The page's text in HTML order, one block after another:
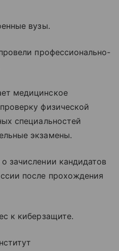
вузы.
профессионально-
медицинское
физической
специальностей
экзамены.
зачислении кандидатов
после прохождения
к киберзащите.